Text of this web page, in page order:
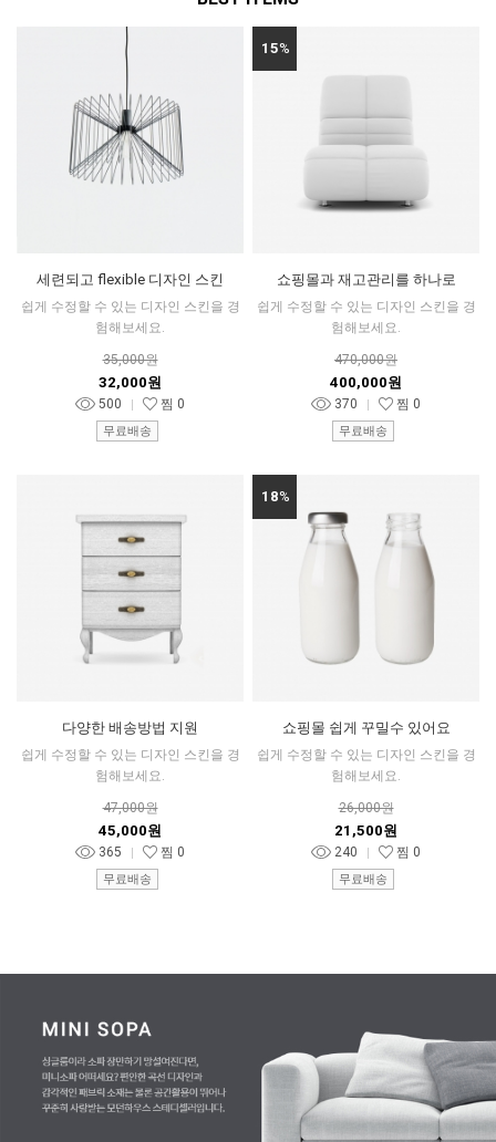
세련되고 flexible 디자인 스킨
쉽게 수정할 수 있는 디자인 스킨을 경
험해보세요.
35,000원
32,000원
500 찜 0
무료배송
15%
쇼핑몰과 재고관리를 하나로
쉽게 수정할 수 있는 디자인 스킨을 경
험해보세요.
470,000원
400,000원
370 찜 0
무료배송
다양한 배송방법 지원
쉽게 수정할 수 있는 디자인 스킨을 경
험해보세요.
47,000원
45,000원
365 찜 0
무료배송
18%
쇼핑몰 쉽게 꾸밀수 있어요
쉽게 수정할 수 있는 디자인 스킨을 경
험해보세요.
26,000원
21,500원
240 찜 0
무료배송